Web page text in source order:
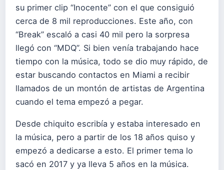
su primer clip “Inocente” con el que consiguió
cerca de 8 mil reproducciones. Este año, con
“Break” escaló a casi 40 mil pero la sorpresa
llegó con “MDQ”. Si bien venía trabajando hace
tiempo con la música, todo se dio muy rápido, de
estar buscando contactos en Miami a recibir
llamados de un montón de artistas de Argentina
cuando el tema empezó a pegar.
Desde chiquito escribía y estaba interesado en
la música, pero a partir de los 18 años quiso y
empezó a dedicarse a esto. El primer tema lo
sacó en 2017 y ya lleva 5 años en la música.